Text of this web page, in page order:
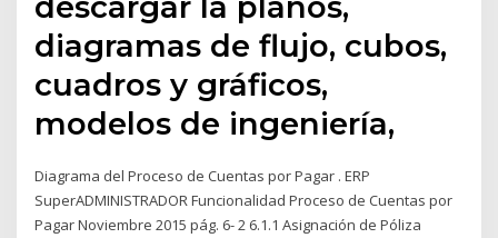
diagramas de flujo, cubos,
cuadros y gráficos,
modelos de ingeniería,
Diagrama del Proceso de Cuentas por Pagar . ERP
SuperADMINISTRADOR Funcionalidad Proceso de Cuentas por
Pagar Noviembre 2015 pág. 6- 2 6.1.1 Asignación de Póliza